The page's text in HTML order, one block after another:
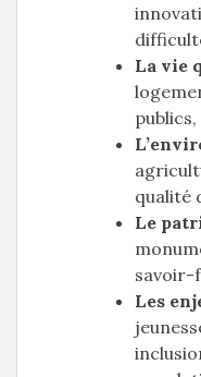
La vie
qualité
Le
savoir-
Les